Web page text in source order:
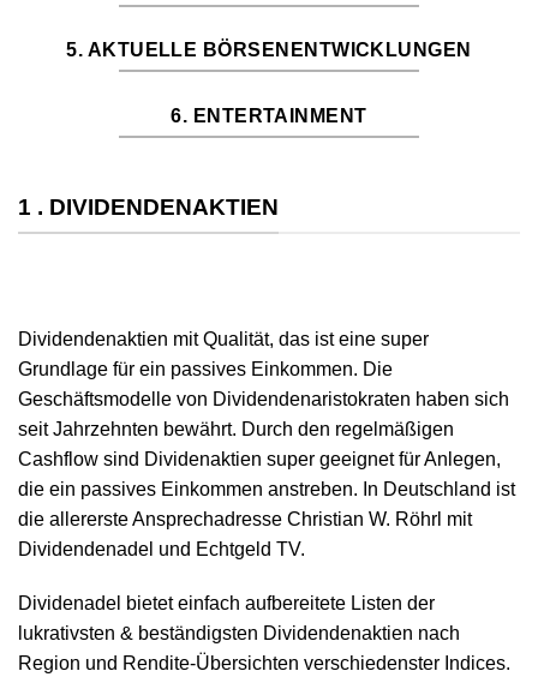
5. AKTUELLE BÖRSENENTWICKLUNGEN
6. ENTERTAINMENT
1 . DIVIDENDENAKTIEN
Dividendenaktien mit Qualität, das ist eine super
Grundlage für ein passives Einkommen. Die
Geschäftsmodelle von Dividendenaristokraten haben sich
seit Jahrzehnten bewährt. Durch den regelmäßigen
Cashflow sind Dividenaktien super geeignet für Anlegen,
die ein passives Einkommen anstreben. In Deutschland ist
die allererste Ansprechadresse Christian W. Röhrl mit
Dividendenadel und Echtgeld TV.
Dividenadel bietet einfach aufbereitete Listen der
lukrativsten & beständigsten Dividendenaktien nach
Region und Rendite-Übersichten verschiedenster Indices.